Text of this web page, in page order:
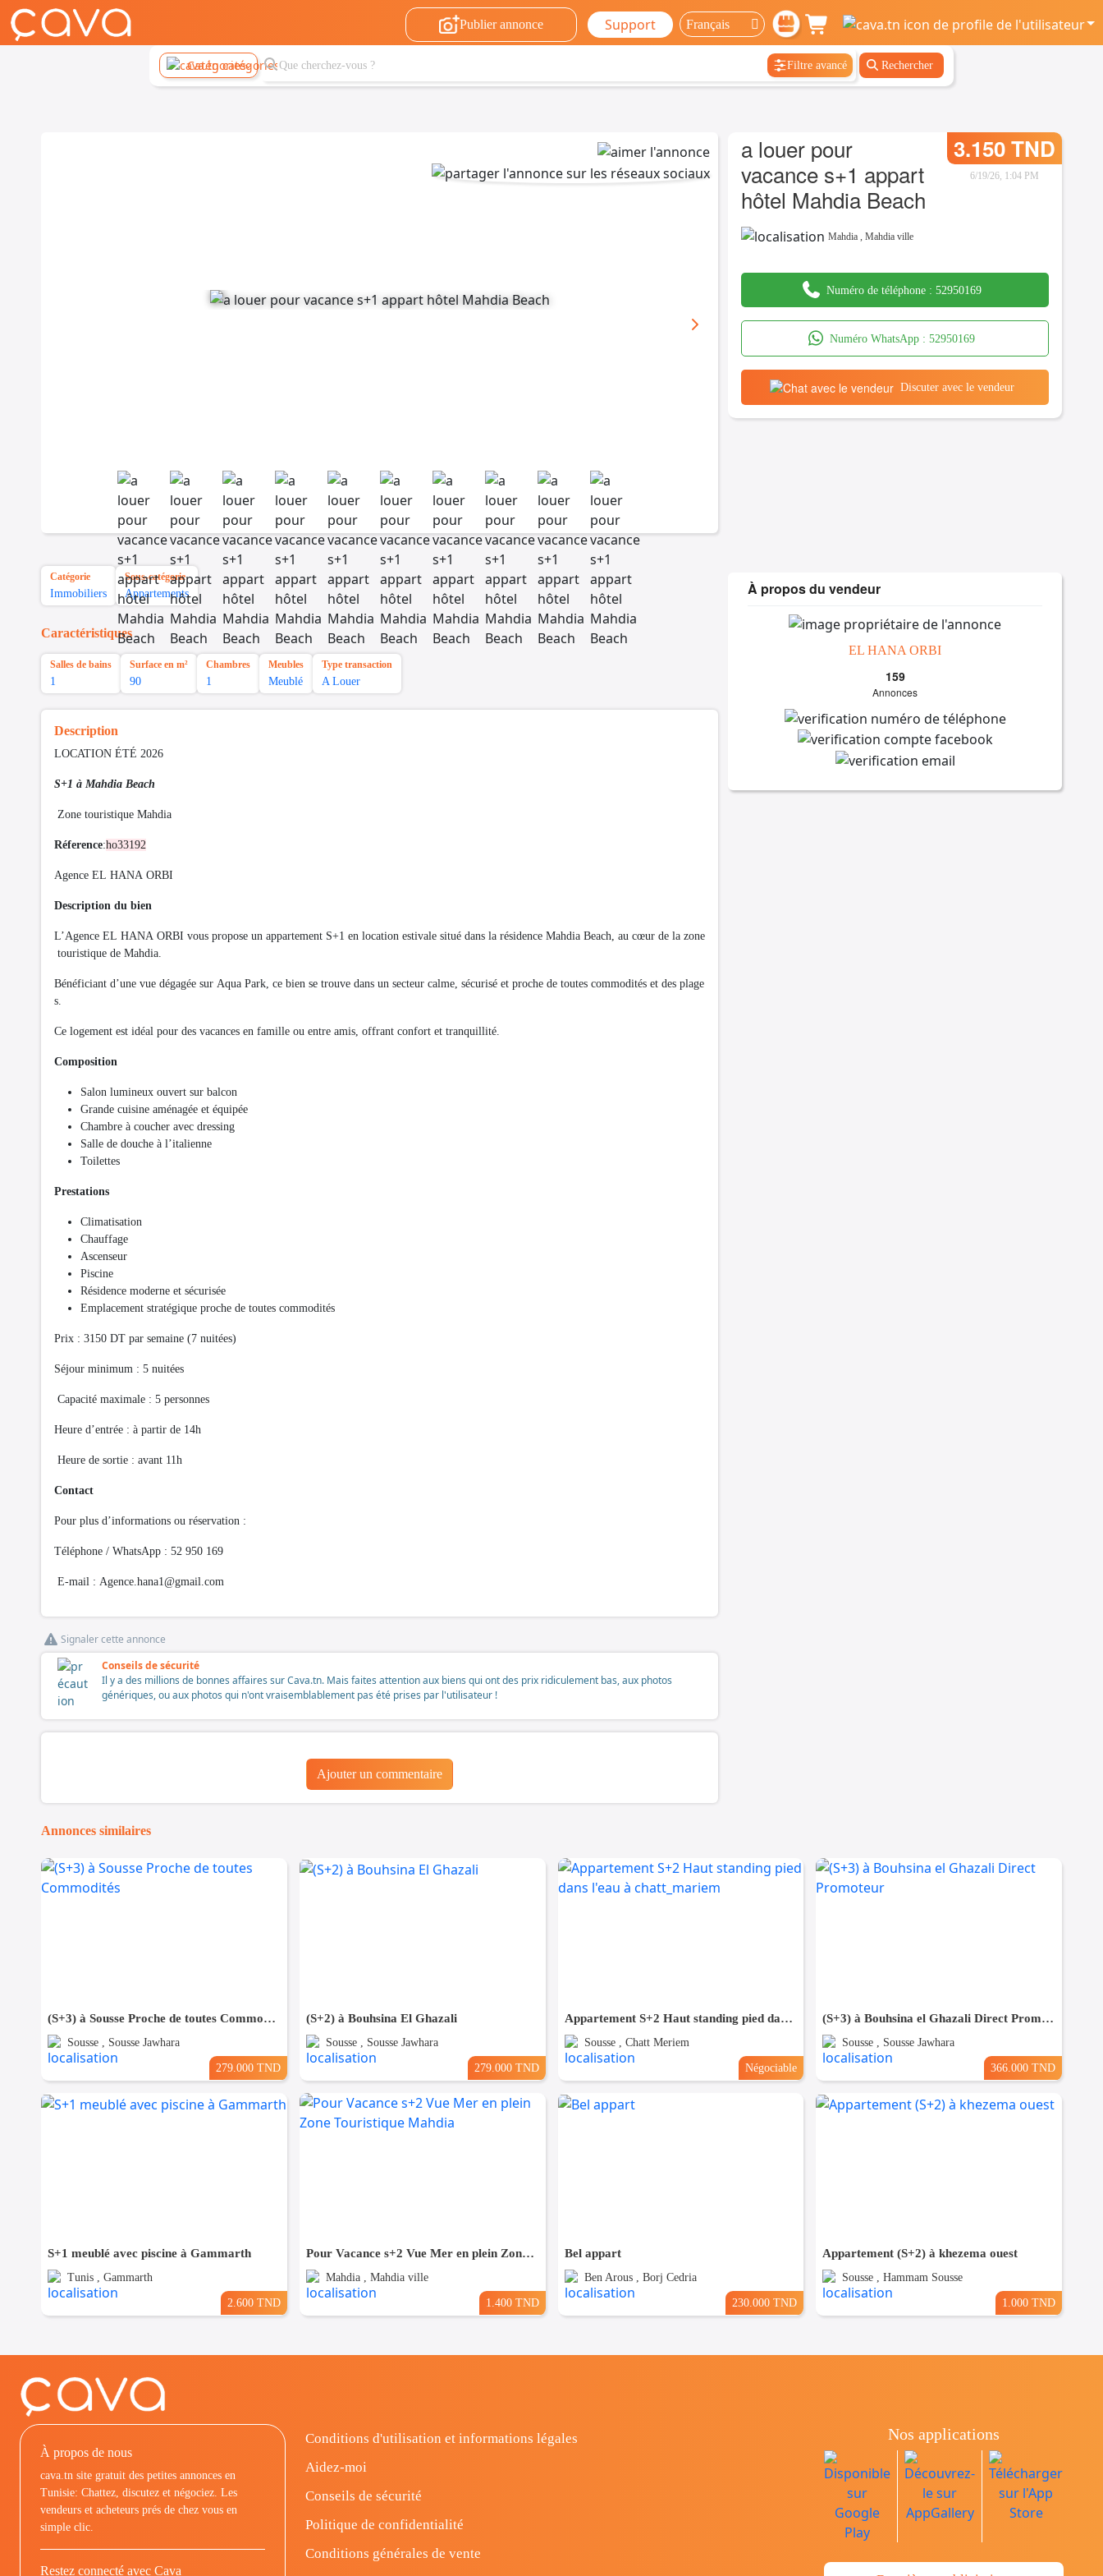
Publier annonce Support
Catégories Filtre avancé Rechercher
a louer pour
vacance s+1 appart
hôtel Mahdia Beach
3.150 TND
6/19/26, 1:04 PM
Mahdia ,Mahdia ville
Numéro de téléphone : 52950169
Numéro WhatsApp :52950169
Discuter avec le vendeur
Catégorie
Immobiliers
Sous-catégorie
Appartements
Caractéristiques
Salles de bains
1
Surface en m²
90
Chambres
1
Meubles
Meublé
Type transaction
A Louer
Description
LOCATION ÉTÉ 2026
S+1 à Mahdia Beach
Zone touristique Mahdia
Réference:ho33192
Agence EL HANA ORBI
Description du bien
L’Agence EL HANA ORBI vous propose un appartement S+1 en location estivale situé dans la résidence Mahdia Beach, au cœur de la zone
touristique de Mahdia.
Bénéficiant d’une vue dégagée sur Aqua Park, ce bien se trouve dans un secteur calme, sécurisé et proche de toutes commodités et des plage
s.
Ce logement est idéal pour des vacances en famille ou entre amis, offrant confort et tranquillité.
Composition
Salon lumineux ouvert sur balcon
Grande cuisine aménagée et équipée
Chambre à coucher avec dressing
Salle de douche à l’italienne
Toilettes
Prestations
Climatisation
Chauffage
Ascenseur
Piscine
Résidence moderne et sécurisée
Emplacement stratégique proche de toutes commodités
Prix : 3150 DT par semaine (7 nuitées)
Séjour minimum : 5 nuitées
Capacité maximale : 5 personnes
Heure d’entrée : à partir de 14h
Heure de sortie : avant 11h
Contact
Pour plus d’informations ou réservation :
Téléphone / WhatsApp : 52 950 169
E-mail : Agence.hana1@gmail.com
Signaler cette annonce
Conseils de sécurité
Il y a des millions de bonnes affaires sur Cava.tn. Mais faites attention aux biens qui ont des prix ridiculement bas, aux photos
génériques, ou aux photos qui n'ont vraisemblablement pas été prises par l'utilisateur !
Ajouter un commentaire
À propos du vendeur
EL HANA ORBI
159
Annonces
Annonces similaires
(S+3) à Sousse Proche de toutes Commodités
Sousse , Sousse Jawhara
279.000 TND
(S+2) à Bouhsina El Ghazali
Sousse , Sousse Jawhara
279.000 TND
Appartement S+2 Haut standing pied dans l'eau à chatt_mariem
Sousse , Chatt Meriem
Négociable
(S+3) à Bouhsina el Ghazali Direct Promoteur
Sousse , Sousse Jawhara
366.000 TND
S+1 meublé avec piscine à Gammarth
Tunis , Gammarth
2.600 TND
Pour Vacance s+2 Vue Mer en plein Zone Touristique Mahdia
Mahdia , Mahdia ville
1.400 TND
Bel appart
Ben Arous , Borj Cedria
230.000 TND
Appartement (S+2) à khezema ouest
Sousse , Hammam Sousse
1.000 TND
À propos de nous
cava.tn site gratuit des petites annonces en
Tunisie: Chattez, discutez et négociez. Les
vendeurs et acheteurs prés de chez vous en
simple clic.
Restez connecté avec Cava
Conditions d'utilisation et informations légales
Aidez-moi
Conseils de sécurité
Politique de confidentialité
Conditions générales de vente
Nos applications